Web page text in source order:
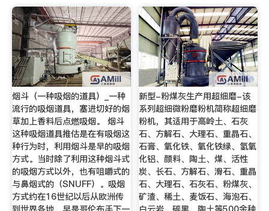
烟斗（一种吸烟的道具）_一种
流行的吸烟道具，塞进切好的烟
草加上香料后点燃吸烟。 烟斗
这种吸烟道具推估是在有吸烟这
种行为时，利用烟斗是早的吸烟
方式。当时除了利用这种烟斗式
的吸烟方式以外，也有咀嚼式的
与鼻烟式的（SNUFF）。吸烟
方式约在16世纪以后从欧洲传
新型-粉煤灰生产用超细磨-该
系列超细微粉磨粉机简称超细磨
粉机，其适用于高岭土、石灰
石、方解石、大理石、重晶石、
石膏、氧化铁、氧化铁绿、氢氧
化铝、颜料、陶土、煤、活性
炭、长石、方解石、滑石、重晶
石、大理石、石灰石、粉煤灰、
矿渣、稀土、麦饭石、海泡石、